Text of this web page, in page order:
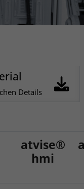
Details
atvise®
hmi